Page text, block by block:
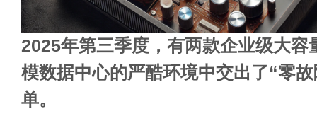
2025年第三季度，有两款企业级大容
模数据中心的严酷环境中交出了“零
单。